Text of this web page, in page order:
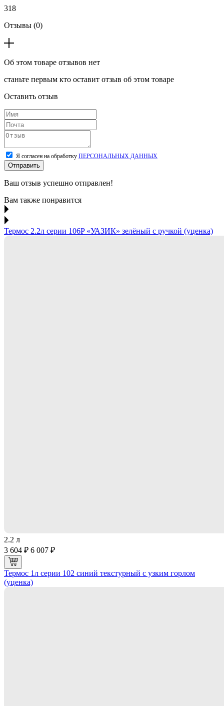
318
Отзывы (0)
Об этом товаре отзывов нет
станьте первым кто оставит отзыв об этом товаре
Оставить отзыв
Я согласен на обработку ПЕРСОНАЛЬНЫХ ДАННЫХ
Отправить
Ваш отзыв успешно отправлен!
Вам также понравится
Термос 2.2л серии 106P «УАЗИК» зелёный с ручкой (уценка)
2.2 л
3 604 ₽ 6 007 ₽
Термос 1л серии 102 синий текстурный с узким горлом
(уценка)